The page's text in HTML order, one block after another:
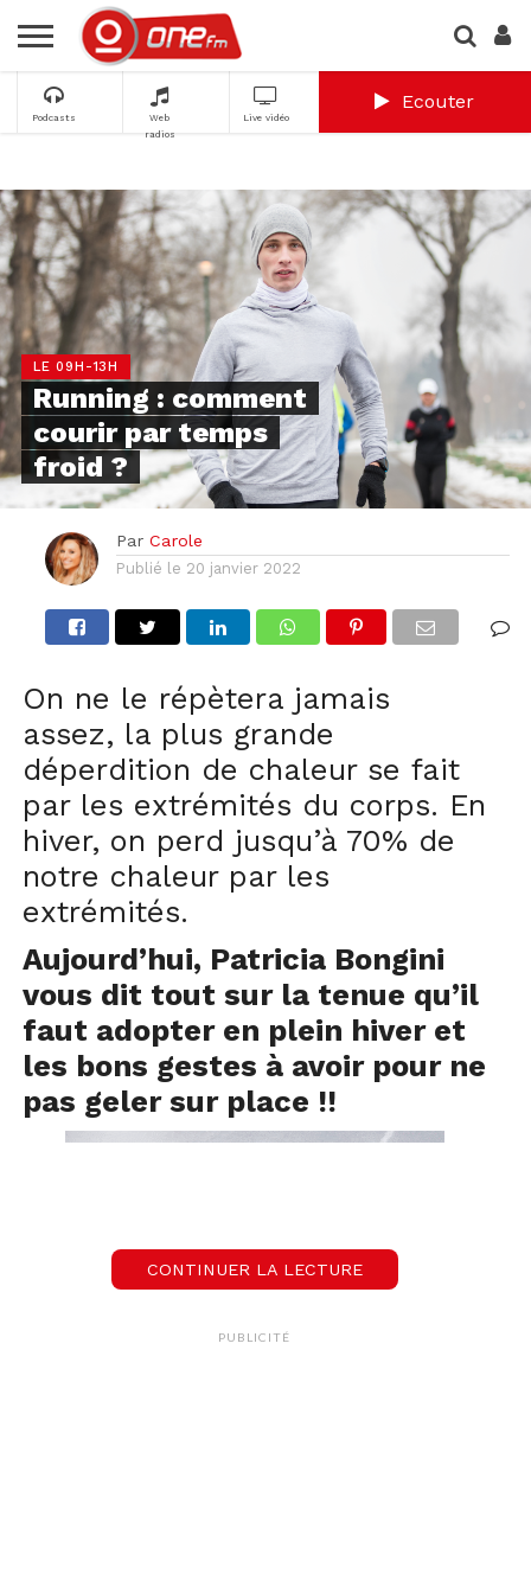
Podcasts
Web
radios
Live vidéo
Ecouter
LE 09H-13H
Running : comment
courir par temps
froid ?
Par Carole
Publié le 20 janvier 2022
On ne le répètera jamais
assez, la plus grande
déperdition de chaleur se fait
par les extrémités du corps. En
hiver, on perd jusqu’à 70% de
notre chaleur par les
extrémités.
Aujourd’hui, Patricia Bongini
vous dit tout sur la tenue qu’il
faut adopter en plein hiver et
les bons gestes à avoir pour ne
pas geler sur place !!
CONTINUER LA LECTURE
PUBLICITÉ